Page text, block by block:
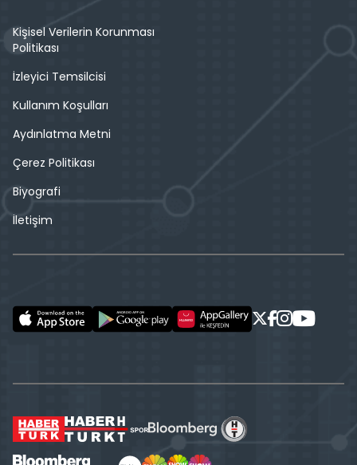
Kişisel Verilerin Korunması
Politikası
İzleyici Temsilcisi
Kullanım Koşulları
Aydınlatma Metni
Çerez Politikası
Biyografi
İletişim